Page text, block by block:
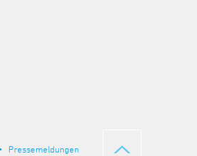
Pressemeldungen